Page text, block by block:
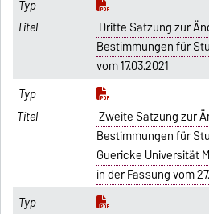
Dritte Satzung zur
Bestimmungen für
vom 17.03.2021
Zweite Satzung zur
Bestimmungen für
Guericke Universität
in der Fassung vom